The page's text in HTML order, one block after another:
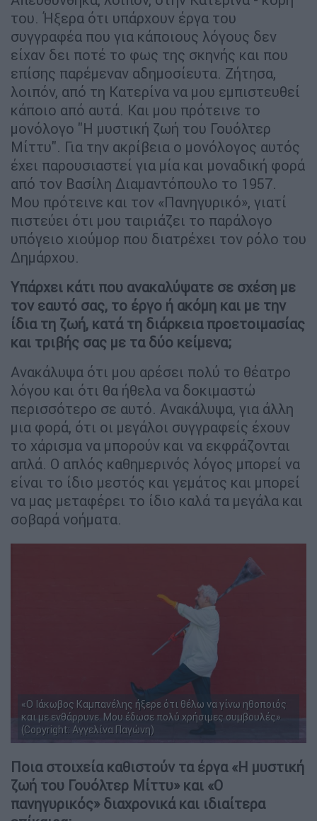
του. Ήξερα ότι υπάρχουν έργα του
συγγραφέα που για κάποιους λόγους δεν
είχαν δει ποτέ το φως της σκηνής και που
επίσης παρέμεναν αδημοσίευτα. Ζήτησα,
λοιπόν, από τη Κατερίνα να μου εμπιστευθεί
κάποιο από αυτά. Και μου πρότεινε το
μονόλογο "Η μυστική ζωή του Γουόλτερ
Μίττυ". Για την ακρίβεια ο μονόλογος αυτός
έχει παρουσιαστεί για μία και μοναδική φορά
από τον Βασίλη Διαμαντόπουλο το 1957.
Μου πρότεινε και τον «Πανηγυρικό», γιατί
πιστεύει ότι μου ταιριάζει το παράλογο
υπόγειο χιούμορ που διατρέχει τον ρόλο του
Δημάρχου.
Υπάρχει κάτι που ανακαλύψατε σε σχέση με
τον εαυτό σας, το έργο ή ακόμη και με την
ίδια τη ζωή, κατά τη διάρκεια προετοιμασίας
και τριβής σας με τα δύο κείμενα;
Ανακάλυψα ότι μου αρέσει πολύ το θέατρο
λόγου και ότι θα ήθελα να δοκιμαστώ
περισσότερο σε αυτό. Ανακάλυψα, για άλλη
μια φορά, ότι οι μεγάλοι συγγραφείς έχουν
το χάρισμα να μπορούν και να εκφράζονται
απλά. Ο απλός καθημερινός λόγος μπορεί να
είναι το ίδιο μεστός και γεμάτος και μπορεί
να μας μεταφέρει το ίδιο καλά τα μεγάλα και
σοβαρά νοήματα.
«Ο Ιάκωβος Καμπανέλης ήξερε ότι θέλω να γίνω ηθοποιός
και με ενθάρρυνε. Μου έδωσε πολύ χρήσιμες συμβουλές»
(Copyright: Αγγελίνα Παγώνη)
Ποια στοιχεία καθιστούν τα έργα «Η μυστική
ζωή του Γουόλτερ Μίττυ» και «Ο
πανηγυρικός» διαχρονικά και ιδιαίτερα